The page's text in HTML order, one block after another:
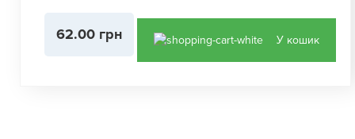
62.00 грн У кошик